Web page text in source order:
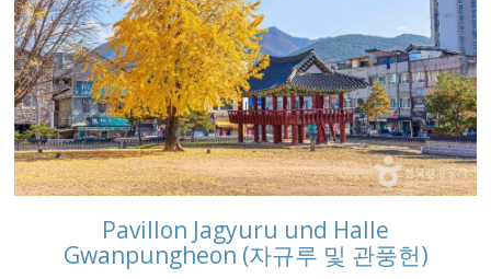
Pavillon Jagyuru und Halle
Gwanpungheon (자규루 및 관풍헌)